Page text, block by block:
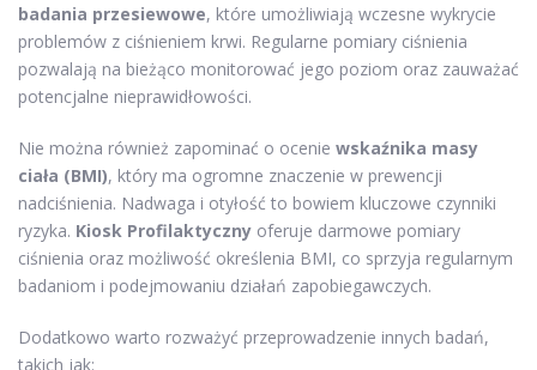
badania przesiewowe, które umożliwiają wczesne wykrycie
problemów z ciśnieniem krwi. Regularne pomiary ciśnienia
pozwalają na bieżąco monitorować jego poziom oraz zauważać
potencjalne nieprawidłowości.
Nie można również zapominać o ocenie wskaźnika masy
ciała (BMI), który ma ogromne znaczenie w prewencji
nadciśnienia. Nadwaga i otyłość to bowiem kluczowe czynniki
ryzyka. Kiosk Profilaktyczny oferuje darmowe pomiary
ciśnienia oraz możliwość określenia BMI, co sprzyja regularnym
badaniom i podejmowaniu działań zapobiegawczych.
Dodatkowo warto rozważyć przeprowadzenie innych badań,
takich jak: